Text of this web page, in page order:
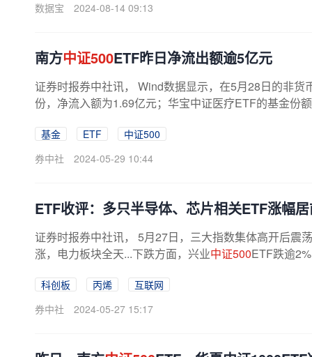
数据宝 2024-08-14 09:13
南方中证500ETF昨日净流出额逾5亿元
证券时报券中社讯， Wind数据显示，在5月28日的非货
份，净流入额为1.69亿元；华宝中证医疗ETF的基金份
基金 ETF
中证500
券中社
2024-05-29 10:44
ETF收评：多只半导体、芯片相关ETF涨幅
证券时报券中社讯， 5月27日，三大指数集体高开后震
涨，电力板块全天...下跌方面，兴业中证500ETF跌逾
科创板 丙烯
互联网
券中社
2024-05-27 15:17